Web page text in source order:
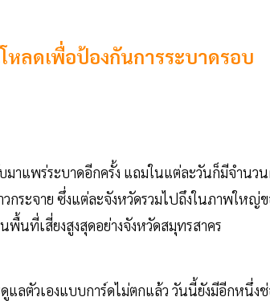
ลดเพื่อป้องกันการระบาดรอบ
มาแพร่ระบาดอีกครั้ง แถมในแต่ละวันก็มีจำนว
กระจาย ซึ่งแต่ละจังหวัดรวมไปถึงในภาพใหญ่
พื้นที่เสี่ยงสูงสุดอย่างจังหวัดสมุทรสาคร
ลตัวเองแบบการ์ดไม่ตกแล้ว วันนี้ยังมีอีกหนึ่งช่